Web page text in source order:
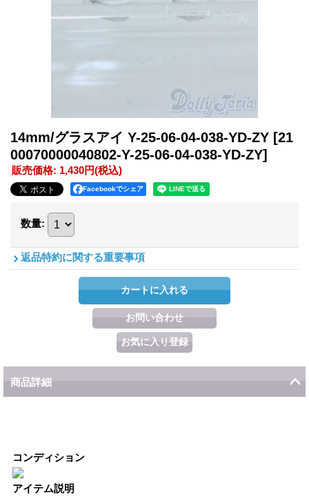
14mm/グラスアイ Y-25-06-04-038-YD-ZY [21
00070000040802-Y-25-06-04-038-YD-ZY]
販売価格: 1,430円(税込)
Facebookでシェア
数量:
返品特約に関する重要事項
商品詳細
コンディション
アイテム説明